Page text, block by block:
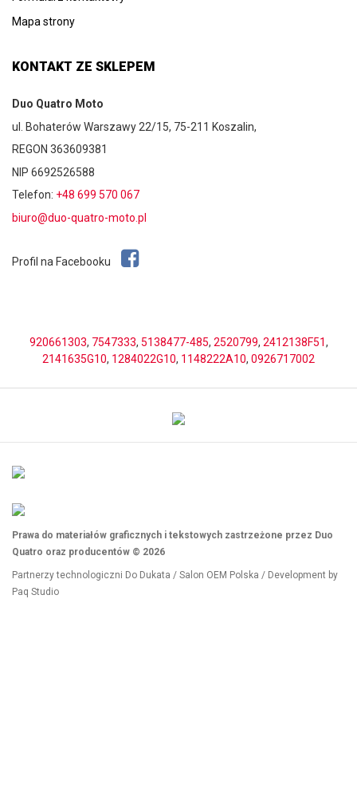
Mapa strony
KONTAKT ZE SKLEPEM
Duo Quatro Moto
ul. Bohaterów Warszawy 22/15, 75-211 Koszalin,
REGON 363609381
NIP 6692526588
Telefon: +48 699 570 067
biuro@duo-quatro-moto.pl
Profil na Facebooku
920661303, 7547333, 5138477-485, 2520799, 2412138F51,
2141635G10, 1284022G10, 1148222A10, 0926717002
Prawa do materiałów graficznych i tekstowych zastrzeżone przez Duo
Quatro oraz producentów © 2026
Partnerzy technologiczni Do Dukata / Salon OEM Polska / Development by
Paq Studio